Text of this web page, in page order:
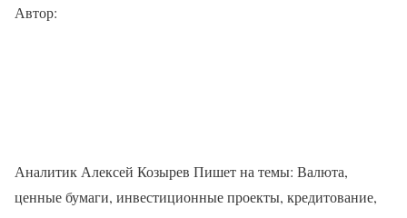
Автор:
Аналитик Алексей Козырев Пишет на темы: Валюта,
ценные бумаги, инвестиционные проекты, кредитование,